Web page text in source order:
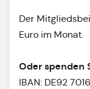
Der
Euro im Monat.
Oder spenden
IBAN: DE92